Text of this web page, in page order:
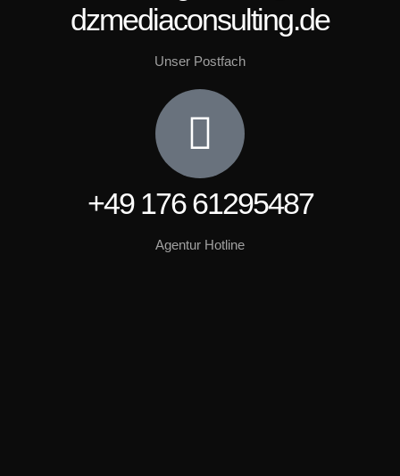
dzmediaconsulting.de
Unser Postfach
+49 176 61295487
Agentur Hotline